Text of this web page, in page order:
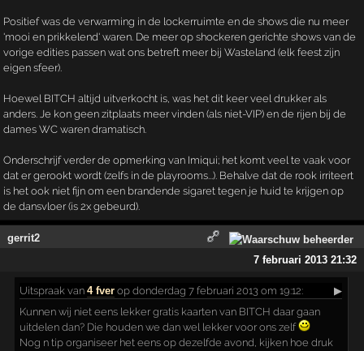
Positief was de verwarming in de lockerruimte en de shows die nu meer
'mooi en prikkelend' waren. De meer op shockeren gerichte shows van de
vorige edities passen wat ons betreft meer bij Wasteland (elk feest zijn
eigen sfeer).
Hoewel BITCH altijd uitverkocht is, was het dit keer veel drukker als
anders. Je kon geen zitplaats meer vinden (als niet-VIP) en de rijen bij de
dames WC waren dramatisch.
Onderschrijf verder de opmerking van Imiqui; het komt veel te vaak voor
dat er gerookt wordt (zelfs in de playrooms...). Behalve dat de rook irriteert
is het ook niet fijn om een brandende sigaret tegen je huid te krijgen op
de dansvloer (is 2x gebeurd).
gerrit2
7 februari 2013 21:32
Uitspraak van4 fver op donderdag 7 februari 2013 om 19:12:
▶
Kunnen wij niet eens lekker gratis kaarten van BITCH daar gaan
uitdelen dan? Die houden we dan wel lekker voor ons zelf
Nog n tip organiseer het eens op dezelfde avond, kijken hoe druk